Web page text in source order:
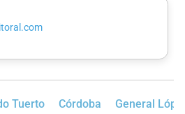
Tuerto Córdoba General